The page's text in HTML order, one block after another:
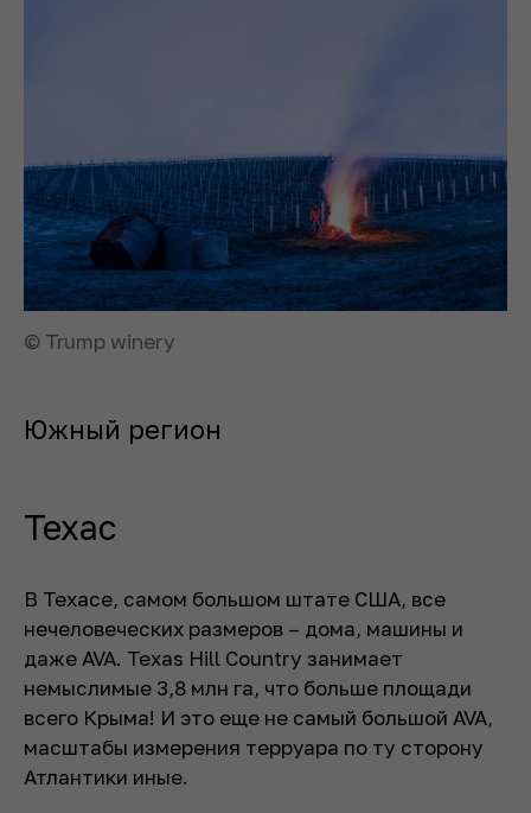
© Trump winery
Южный регион
Техас
В Техасе, самом большом штате США, все
нечеловеческих размеров – дома, машины и
даже AVA. Texas Hill Country занимает
немыслимые 3,8 млн га, что больше площади
всего Крыма! И это еще не самый большой AVA,
масштабы измерения терруара по ту сторону
Атлантики иные.